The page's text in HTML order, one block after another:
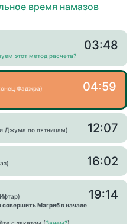
время намазов
этот метод расчета?
03:48
Фаджра)
04:59
Джума по пятницам) 12:07
16:02
Магриб в начале
19:14